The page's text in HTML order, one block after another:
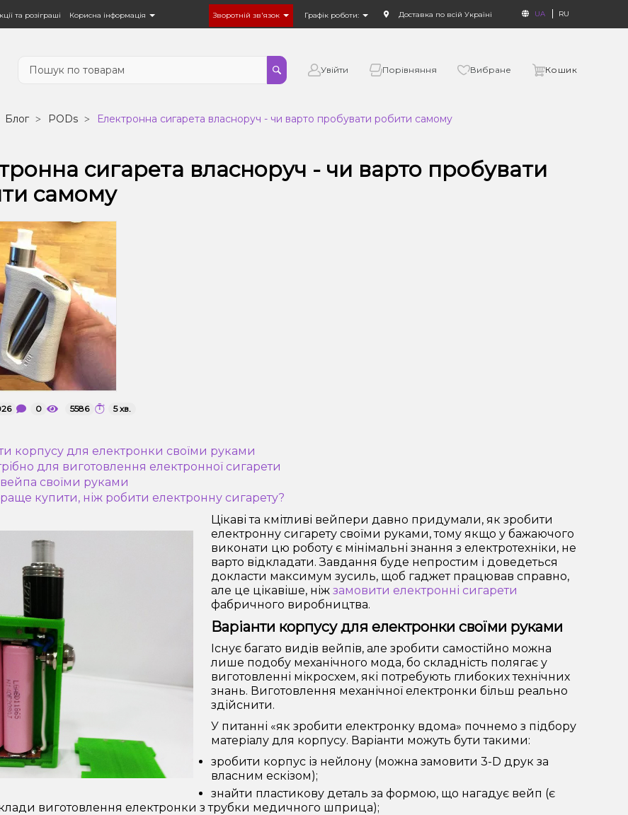
та розіграші Корисна інформація Зворотній зв'язок Графік роботи: Доставка по всій Україні UA RU
Увійти Порівняння Вибране Кошик
Блог PODs Електронна сигарета власноруч - чи варто пробувати робити самому
сигарета власноруч - чи варто пробувати
самому
0 5586 5 хв.
корпусу для електронки своїми руками
для виготовлення електронної сигарети
своїми руками
купити, ніж робити електронну сигарету?
Цікаві та кмітливі вейпери давно придумали, як зробити
електронну сигарету своїми руками, тому якщо у бажаючого
виконати цю роботу є мінімальні знання з електротехніки, не
варто відкладати. Завдання буде непростим і доведеться
докласти максимум зусиль, щоб гаджет працював справно,
але це цікавіше, ніж замовити електронні сигарети
фабричного виробництва.
Варіанти корпусу для електронки своїми руками
Існує багато видів вейпів, але зробити самостійно можна
лише подобу механічного мода, бо складність полягає у
виготовленні мікросхем, які потребують глибоких технічних
знань. Виготовлення механічної електронки більш реально
здійснити.
У питанні «як зробити електронку вдома» почнемо з підбору
матеріалу для корпусу. Варіанти можуть бути такими:
зробити корпус із нейлону (можна замовити 3-D друк за
власним ескізом);
знайти пластикову деталь за формою, що нагадує вейп (є
виготовлення електронки з трубки медичного шприца);